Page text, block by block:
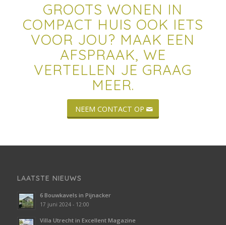
GROOTS WONEN IN
COMPACT HUIS OOK IETS
VOOR JOU? MAAK EEN
AFSPRAAK, WE
VERTELLEN JE GRAAG
MEER.
NEEM CONTACT OP
LAATSTE NIEUWS
6 Bouwkavels in Pijnacker
17 juni 2024 - 12:00
Villa Utrecht in Excellent Magazine